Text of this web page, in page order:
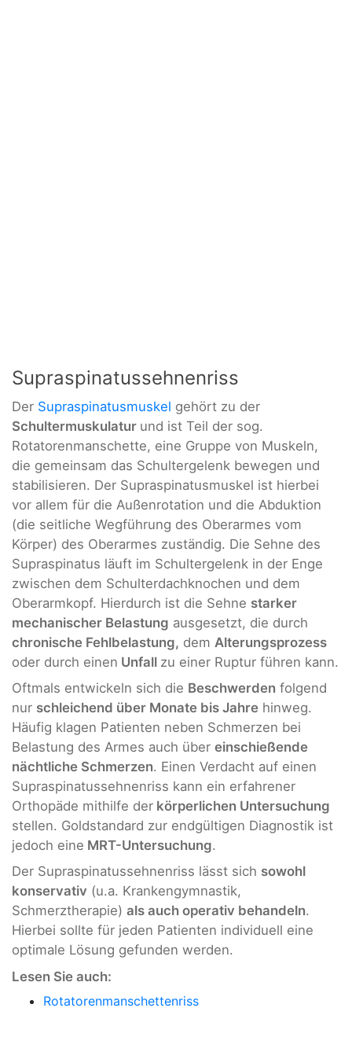
Supraspinatussehnenriss
Der Supraspinatusmuskel gehört zu der
Schultermuskulatur und ist Teil der sog.
Rotatorenmanschette, eine Gruppe von Muskeln,
die gemeinsam das Schultergelenk bewegen und
stabilisieren. Der Supraspinatusmuskel ist hierbei
vor allem für die Außenrotation und die Abduktion
(die seitliche Wegführung des Oberarmes vom
Körper) des Oberarmes zuständig. Die Sehne des
Supraspinatus läuft im Schultergelenk in der Enge
zwischen dem Schulterdachknochen und dem
Oberarmkopf. Hierdurch ist die Sehne starker
mechanischer Belastung ausgesetzt, die durch
chronische Fehlbelastung, dem Alterungsprozess
oder durch einen Unfall zu einer Ruptur führen kann.
Oftmals entwickeln sich die Beschwerden folgend
nur schleichend über Monate bis Jahre hinweg.
Häufig klagen Patienten neben Schmerzen bei
Belastung des Armes auch über einschießende
nächtliche Schmerzen. Einen Verdacht auf einen
Supraspinatussehnenriss kann ein erfahrener
Orthopäde mithilfe der körperlichen Untersuchung
stellen. Goldstandard zur endgültigen Diagnostik ist
jedoch eine MRT-Untersuchung.
Der Supraspinatussehnenriss lässt sich sowohl
konservativ (u.a. Krankengymnastik,
Schmerztherapie) als auch operativ behandeln.
Hierbei sollte für jeden Patienten individuell eine
optimale Lösung gefunden werden.
Lesen Sie auch:
Rotatorenmanschettenriss